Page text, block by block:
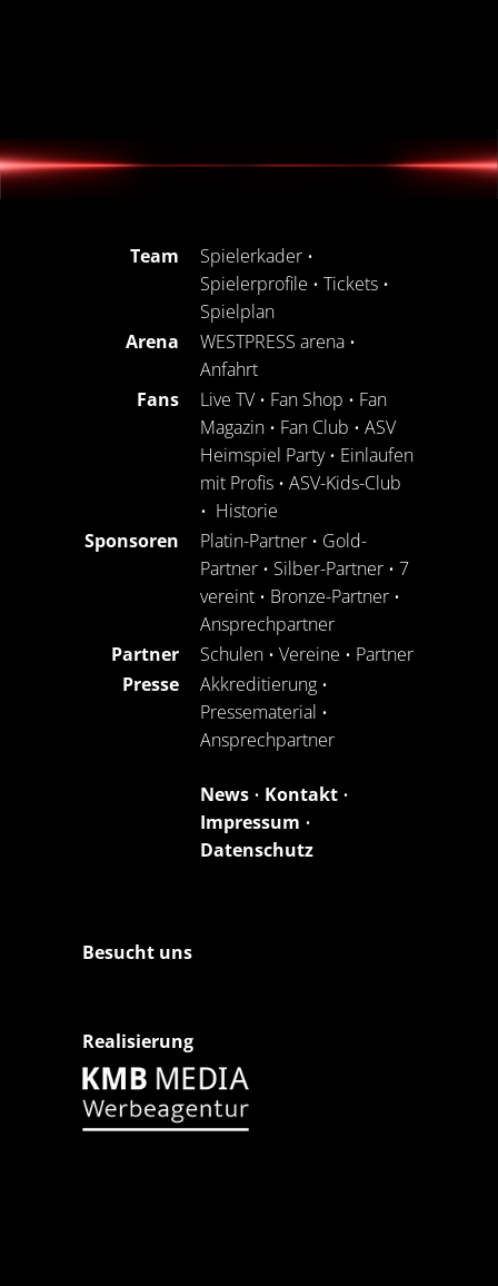
Team Spielerkader •
Spielerprofile • Tickets •
Spielplan
Arena
WESTPRESS arena •
Anfahrt
Fans
Live TV • Fan Shop • Fan
Magazin • Fan Club • ASV
Heimspiel Party• Einlaufen
mit Profis • ASV-Kids-Club
• Historie
Sponsoren
Platin-Partner • Gold-
Partner • Silber-Partner • 7
vereint • Bronze-Partner •
Ansprechpartner
Partner
Schulen • Vereine • Partner
Presse
Akkreditierung •
Pressematerial •
Ansprechpartner
News • Kontakt •
Impressum •
Datenschutz
Besucht uns
Realisierung